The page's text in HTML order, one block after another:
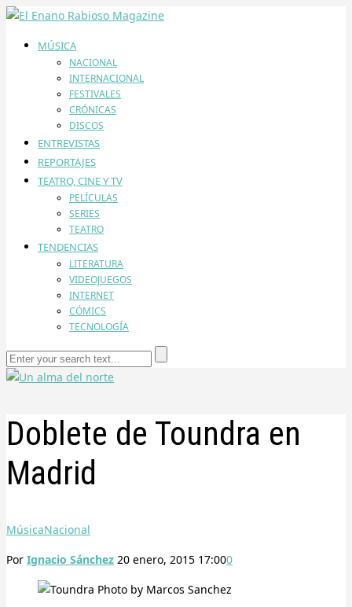
MÚSICA
NACIONAL
INTERNACIONAL
FESTIVALES
CRÓNICAS
DISCOS
ENTREVISTAS
REPORTAJES
TEATRO, CINE Y TV
PELÍCULAS
SERIES
TEATRO
TENDENCIAS
LITERATURA
VIDEOJUEGOS
INTERNET
CÓMICS
TECNOLOGÍA
Doblete de Toundra en
Madrid
MúsicaNacional
Por Ignacio Sánchez 20 enero, 2015 17:000